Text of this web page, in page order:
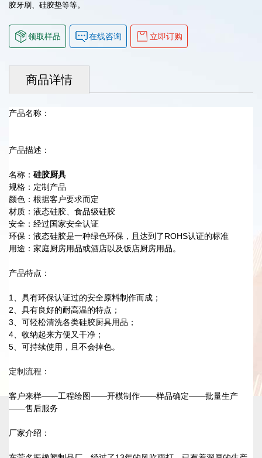
胶牙刷、硅胶垫等等。
领取样品 在线咨询 立即订购
商品详情
产品名称：
产品描述：
名称： 硅胶厨具
规格：定制产品
颜色：根据客户要求而定
材质：液态硅胶、食品级硅胶
安全：经过国家安全认证
环保：液态硅胶是一种绿色环保，且达到了ROHS认证的标准
用途：家庭厨房用品或酒店以及饭店厨房用品。
产品特点：
1、具有环保认证过的安全原料制作而成；
2、具有良好的耐高温的特点；
3、可轻松清洗各类硅胶厨具用品；
4、收纳起来方便又干净；
5、可持续使用，且不会掉色。
定制流程 ：
客户来样——工程绘图——开模制作——样品确定——批量生产
——售后服务
厂家介绍：